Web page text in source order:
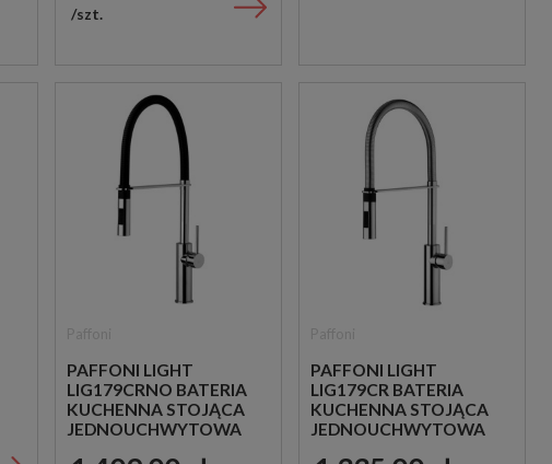
szt.
PAFFONI LIGHT
LIG179CRNO BATERIA
KUCHENNA STOJĄCA
JEDNOUCHWYTOWA
PAFFONI LIGHT
LIG179CR BATERIA
KUCHENNA STOJĄCA
JEDNOUCHWYTOWA